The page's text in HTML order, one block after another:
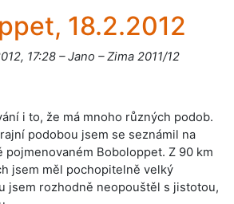
18.2.2012
17:28 – Jano – Zima 2011/12
i to, že má mnoho různých podob.
podobou jsem se seznámil na
pojmenovaném Boboloppet. Z 90 km
jsem měl pochopitelně velký
jsem rozhodně neopouštěl s jistotou,